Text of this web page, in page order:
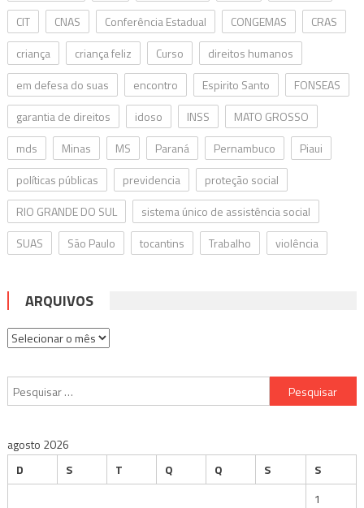
CIT
CNAS Conferência Estadual CONGEMAS
CRAS
criança
criança feliz Curso
direitos humanos
em defesa do suas
encontro Espirito Santo
FONSEAS
garantia de direitos
idoso INSS
MATO GROSSO
mds
Minas MS Paraná Pernambuco
Piaui
políticas públicas
previdencia
proteção social
RIO GRANDE DO SUL
sistema único de assistência social
SUAS
São Paulo tocantins Trabalho violência
ARQUIVOS
Arquivos
Pesquisar
por:
agosto 2026
D
S T Q Q S
S
1